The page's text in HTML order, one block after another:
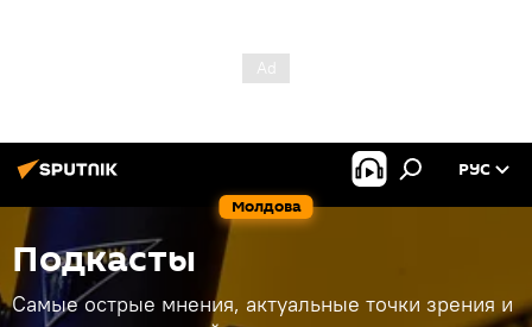
Молдова
РУС
Подкасты
Самые острые мнения, актуальные точки зрения и